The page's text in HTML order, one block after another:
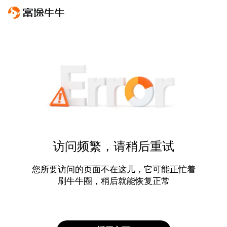
访问频繁，请稍后重试
您所要访问的页面不在这儿，它可能正忙着
刷牛牛圈，稍后就能恢复正常